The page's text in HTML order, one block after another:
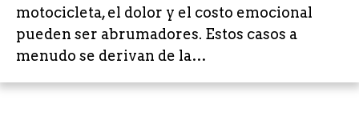
motocicleta, el dolor y el costo emocional
pueden ser abrumadores. Estos casos a
menudo se derivan de la…